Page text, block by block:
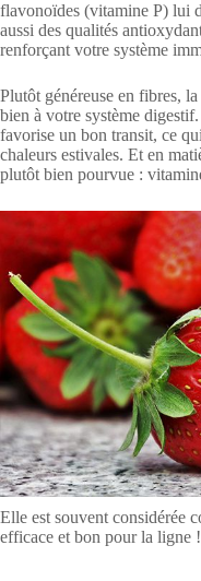
flavonoïdes (vitamine P) lui
aussi des qualités
renforçant votre système
Plutôt généreuse en fibres,
bien à votre système
favorise un bon transit, ce
chaleurs estivales. Et en
plutôt bien pourvue :
Elle est souvent considérée
efficace et bon pour la ligne !